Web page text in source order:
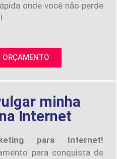
onde você não perde
ORÇAMENTO
minha
Internet
para Internet!
para conquista de